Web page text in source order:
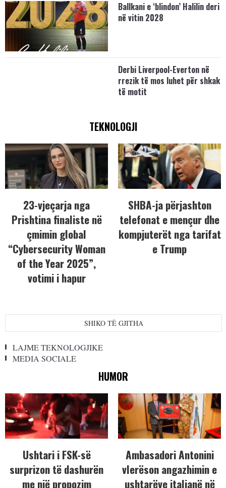
Ballkani e ‘blindon’ Halilin deri
në vitin 2028
Derbi Liverpool-Everton në
rrezik të mos luhet për shkak
të motit
TEKNOLOGJI
23-vjeçarja nga
Prishtina finaliste në
çmimin global
“Cybersecurity Woman
of the Year 2025”,
votimi i hapur
SHBA-ja përjashton
telefonat e mençur dhe
kompjuterët nga tarifat
e Trump
SHIKO TË GJITHA
LAJME TEKNOLOGJIKE
MEDIA SOCIALE
HUMOR
Ushtari i FSK-së
surprizon të dashurën
me një propozim
Ambasadori Antonini
vlerëson angazhimin e
ushtarëve italianë në